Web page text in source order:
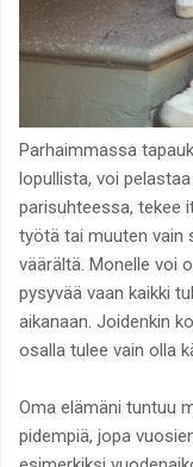
Parhaimmassa
lopullista, voi
parisuhteessa, tekee
työtä tai muuten vain
väärältä. Monelle voi
pysyvää vaan kaikki
aikanaan. Joidenkin
osalla tulee vain olla
Oma elämäni tuntuu
pidempiä, jopa